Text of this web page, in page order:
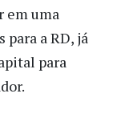
em uma
a RD, já
para